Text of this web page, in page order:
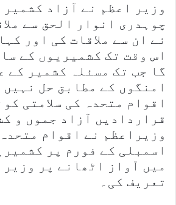
وزیر اعظم نے آزاد کشمیر
چوہدری انوار الحق سے
نے ان سے ملاقات کی اور
اس وقت تک کشمیریوں کے
گا جب تک مسئلہ کشمیر کے
امنگوں کے مطابق حل نہیں
اقوام متحدہ کی سلامتی
قراردادیں آزاد جموں و
وزیراعظم نے اقوام
اسمبلی کے فورم پر
میں آواز اٹھانے پر
تعریف کی۔